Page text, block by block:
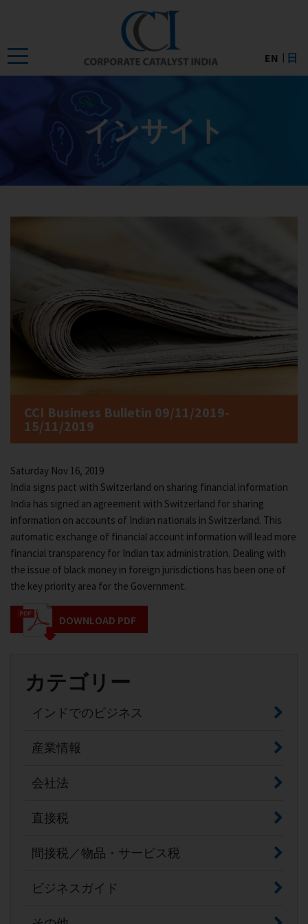
content
EN 日
インサイト
CCI Business Bulletin 09/11/2019-
15/11/2019
Saturday Nov 16, 2019
India signs pact with Switzerland on sharing financial information
India has signed an agreement with Switzerland for sharing
information on accounts of Indian nationals in Switzerland. This
automatic exchange of financial account information will lead more
financial transparency for Indian tax administration. Dealing with
the issue of black money in foreign jurisdictions has been one of
the key priority area for the Government.
DOWNLOAD PDF
カテゴリー
インドでのビジネス
産業情報
会社法
直接税
間接税／物品・サービス税
ビジネスガイド